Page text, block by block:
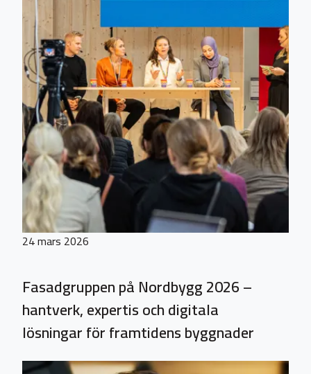
24 mars 2026
Fasadgruppen på Nordbygg 2026 –
hantverk, expertis och digitala
lösningar för framtidens byggnader